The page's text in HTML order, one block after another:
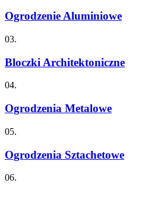
Ogrodzenie Aluminiowe
03.
Bloczki Architektoniczne
04.
Ogrodzenia Metalowe
05.
Ogrodzenia Sztachetowe
06.